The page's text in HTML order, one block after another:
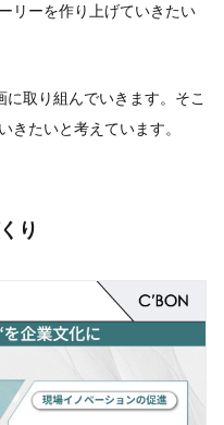
リーを作り上げていきたい
取り組んでいきます。そこ
きたいと考えています。
り